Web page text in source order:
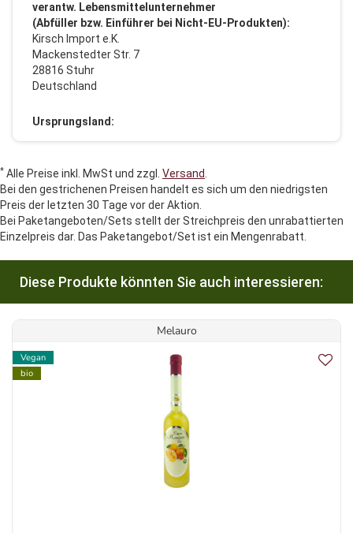
verantw. Lebensmittelunternehmer
(Abfüller bzw. Einführer bei Nicht-EU-Produkten):
Kirsch Import e.K.
Mackenstedter Str. 7
28816 Stuhr
Deutschland
Ursprungsland:
* Alle Preise inkl. MwSt und zzgl. Versand
Bei den gestrichenen Preisen handelt es sich um den niedrigsten
Preis der letzten 30 Tage vor der Aktion.
Bei Paketangeboten/Sets stellt der Streichpreis den unrabattierten
Einzelpreis dar. Das Paketangebot/Set ist ein Mengenrabatt.
Diese Produkte könnten Sie auch interessieren:
Melauro
Vegan
bio